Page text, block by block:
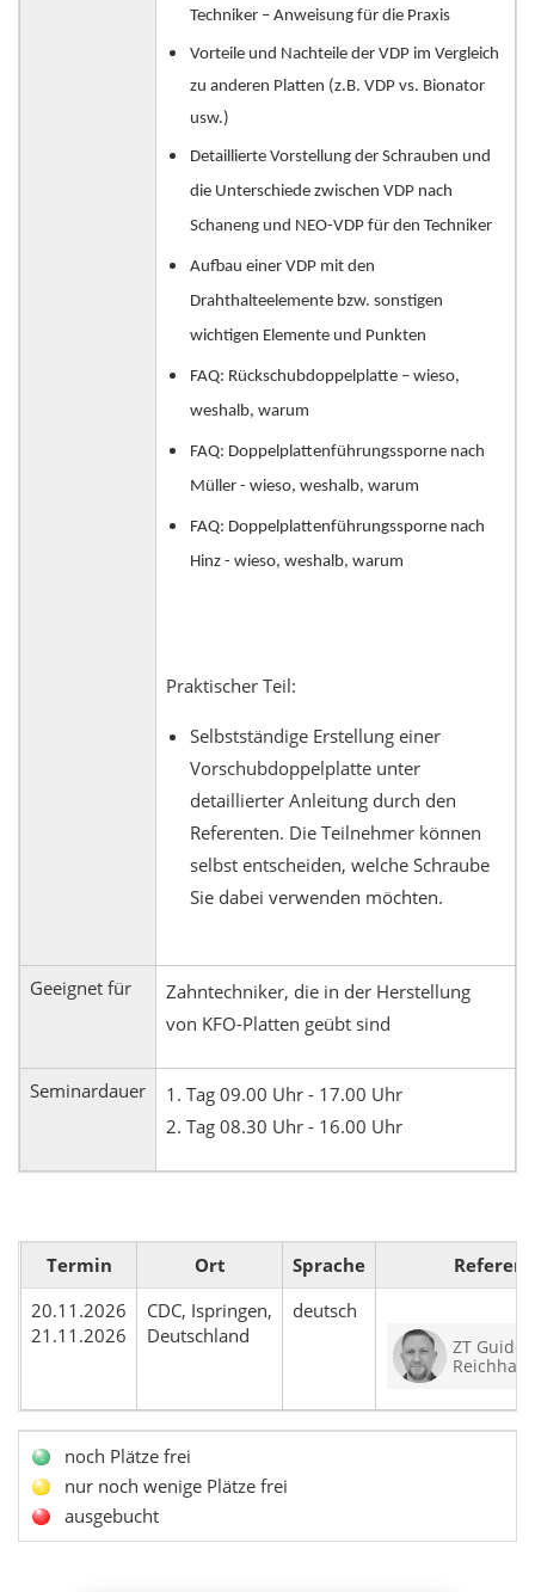
Techniker – Anweisung für die Praxis
Vorteile und Nachteile der VDP im Vergleich
zu anderen Platten (z.B. VDP vs. Bionator
usw.)
Detaillierte Vorstellung der Schrauben und
die Unterschiede zwischen VDP nach
Schaneng und NEO-VDP für den Techniker
Aufbau einer VDP mit den
Drahthalteelemente bzw. sonstigen
wichtigen Elemente und Punkten
FAQ: Rückschubdoppelplatte – wieso,
weshalb, warum
FAQ: Doppelplattenführungssporne nach
Müller - wieso, weshalb, warum
FAQ: Doppelplattenführungssporne nach
Hinz - wieso, weshalb, warum
Praktischer Teil:
Selbstständige Erstellung einer
Vorschubdoppelplatte unter
detaillierter Anleitung durch den
Referenten. Die Teilnehmer können
selbst entscheiden, welche Schraube
Sie dabei verwenden möchten.
Geeignet für
Zahntechniker, die in der Herstellung
von KFO-Platten geübt sind
Seminardauer
1. Tag 09.00 Uhr - 17.00 Uhr
2. Tag 08.30 Uhr - 16.00 Uhr
Termin Ort Sprache
Referent
20.11.2026
21.11.2026
CDC, Ispringen,
Deutschland
deutsch
ZT Guido
Reichhart
noch Plätze frei
nur noch wenige Plätze frei
ausgebucht